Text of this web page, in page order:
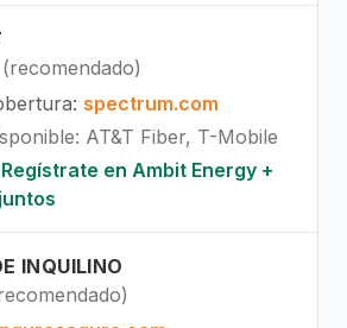
(recomendado)
: spectrum.com
: AT&T Fiber, T-Mobile
en Ambit Energy +
INQUILINO
)